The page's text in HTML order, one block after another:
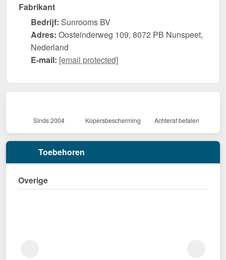
Fabrikant
Bedrijf: Sunrooms BV
Adres: Oosteinderweg 109, 8072 PB Nunspeet,
Nederland
E-mail: [email protected]
Sinds 2004 Kopersbescherming Achteraf betalen
Toebehoren
Overige